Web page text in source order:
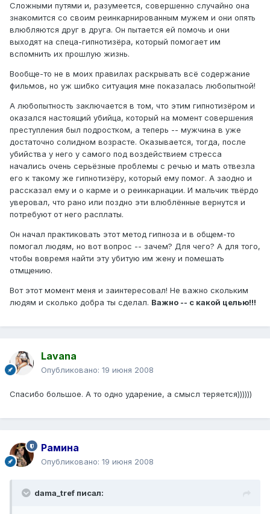
Сложными путями и, разумеется, совершенно случайно она
знакомится со своим реинкарнированным мужем и они опять
влюбляются друг в друга. Он пытается ей помочь и они
выходят на спеца-гипнотизёра, который помогает им
вспомнить их прошлую жизнь.
Вообще-то не в моих правилах раскрывать всё содержание
фильмов, но уж шибко ситуация мне показалась любопытной!
А любопытность заключается в том, что этим гипнотизёром и
оказался настоящий убийца, который на момент совершения
преступления был подростком, а теперь -- мужчина в уже
достаточно солидном возрасте. Оказывается, тогда, после
убийства у него у самого под воздействием стресса
начались очень серьёзные проблемы с речью и мать отвезла
его к такому же гипнотизёру, который ему помог. А заодно и
рассказал ему и о карме и о реинкарнации. И мальчик твёрдо
уверовал, что рано или поздно эти влюблённые вернутся и
потребуют от него расплаты.
Он начал практиковать этот метод гипноза и в общем-то
помогал людям, но вот вопрос -- зачем? Для чего? А для того,
чтобы вовремя найти эту убитую им жену и помешать
отмщению.
Вот этот момент меня и заинтересовал! Не важно скольким
людям и сколько добра ты сделал. Важно -- с какой целью!!!
Lavana
Опубликовано: 19 июня 2008
Спасибо большое. А то одно ударение, а смысл теряется))))))
Рамина
Опубликовано: 19 июня 2008
dama_tref писал: